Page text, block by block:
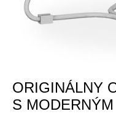
ORIGINÁLNY
S